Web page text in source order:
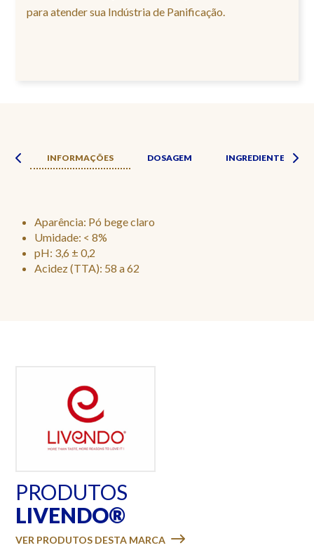
para atender sua Indústria de Panificação.
INFORMAÇÕES DOSAGEM INGREDIENTES
Aparência: Pó bege claro
Umidade: < 8%
pH: 3,6 ± 0,2
Acidez (TTA): 58 a 62
PRODUTOS
LIVENDO®
VER PRODUTOS DESTA MARCA